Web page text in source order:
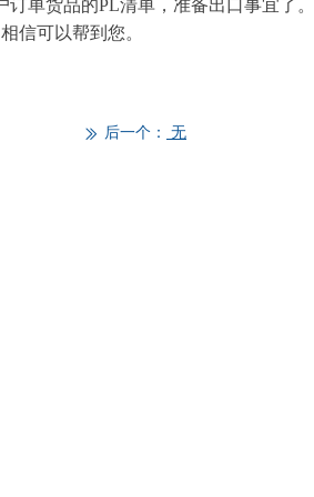
单货品的PL清单，准备出口事宜了
信可以帮到您。
ꅀ 后一个： 无